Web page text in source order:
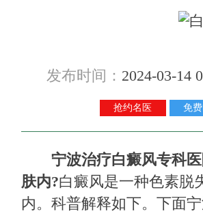
发布时间： 2024-03-14
抢约名医 免
宁波治疗白癜风专科
肤内?白癜风是一种色素脱
内。科普解释如下。下面